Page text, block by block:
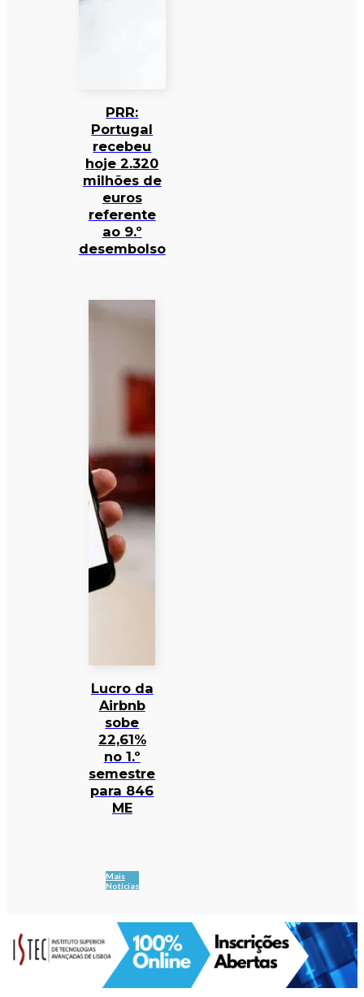
PRR:
Portugal
recebeu
hoje 2.320
milhões de
euros
referente
ao 9.º
desembolso
Lucro da
Airbnb
sobe
22,61%
no 1.º
semestre
para 846
ME
Mais
Notícias